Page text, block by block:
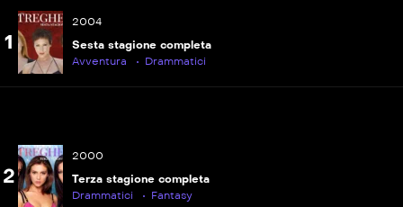
Venerdì 13
S01E14
1
2004
Sesta stagione completa
Avventura
Drammatici
2
2000
Terza stagione completa
Drammatici
Fantasy